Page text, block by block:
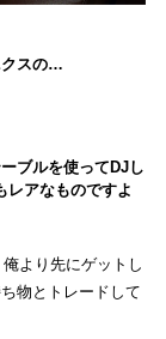
クスの…
ブルを使ってDJし
レアなものですよ
より先にゲットし
物とトレードして